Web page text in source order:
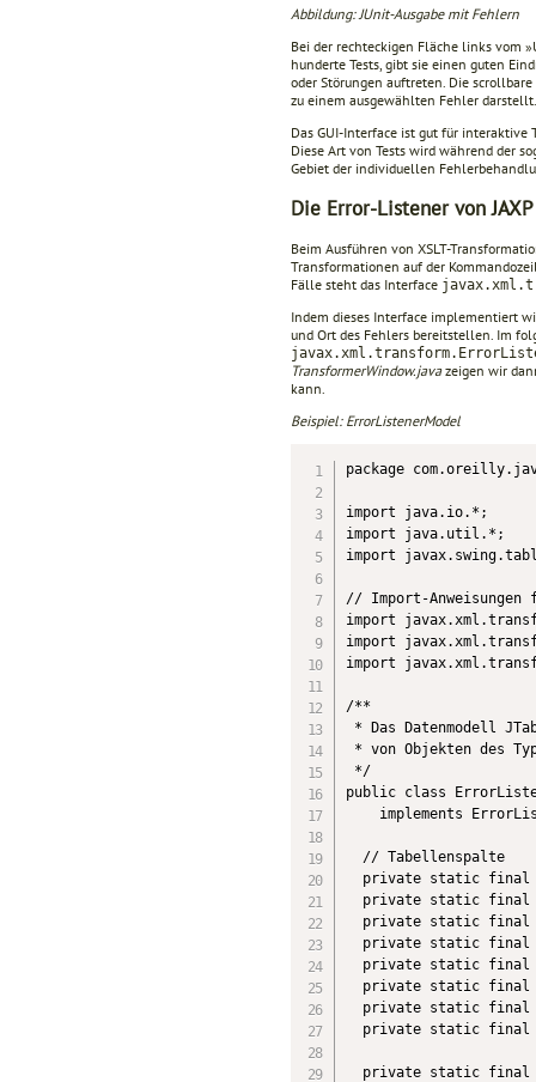
Abbildung: JUnit-Ausgabe mit Fehlern
Bei der rechteckigen Fläche links vom
hunderte Tests, gibt sie einen guten
oder Störungen auftreten. Die
zu einem ausgewählten Fehler darstellt.
Das GUI-Interface ist gut für interaktive
Diese Art von Tests wird während der
Gebiet der individuellen
Die Error-Listener von
Beim Ausführen von XSLT-
Transformationen auf der
Fälle steht das Interface
Indem dieses Interface implementiert
und Ort des Fehlers bereitstellen. Im
TransformerWindow.javazeigen wir
kann.
Beispiel: ErrorListenerModel
package
import java.io.*;
import java.util.*;
import
// Import-Anweisungen
import
import
import
/**
* Das Datenmodell
* von Objekten des
*/
public class
implements
  // Tabellenspalte
private static final
private static final
private static
private static
private static
private static
private static
private static final
private static